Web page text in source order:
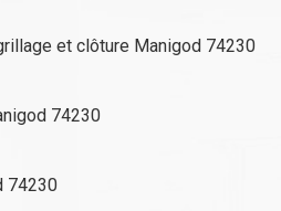
et clôture Manigod 74230
74230
74230